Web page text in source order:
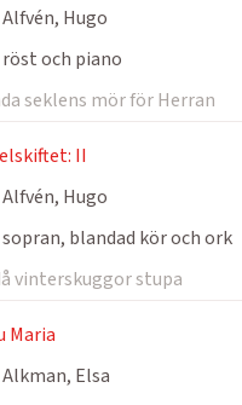
Alfvén, Hugo
röst och piano
seklens mör för Herran
II
Alfvén, Hugo
sopran, blandad kör och ork
vinterskuggor stupa
Maria
Alkman, Elsa